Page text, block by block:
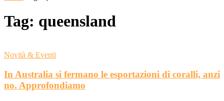
Tag: queensland
Novità & Eventi
In Australia si fermano le esportazioni di coralli, anzi
no. Approfondiamo